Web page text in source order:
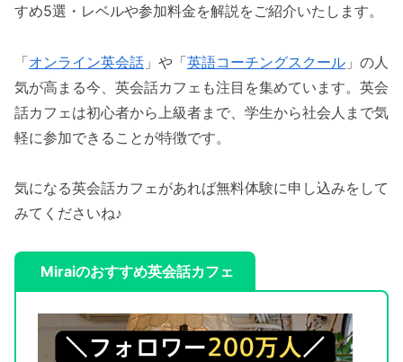
すめ5選・レベルや参加料金を解説をご紹介いたします。
「オンライン英会話 」や「英語コーチングスクール 」の人
気が高まる今、英会話カフェも注目を集めています。英会
話カフェは初心者から上級者まで、学生から社会人まで気
軽に参加できることが特徴です。
気になる英会話カフェがあれば無料体験に申し込みをして
みてくださいね♪
Miraiのおすすめ英会話カフェ